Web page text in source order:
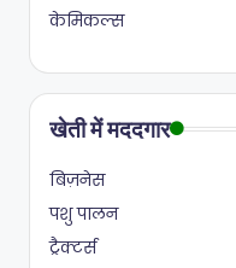
केमिकल्स
खेती में मददगार
बिज़नेस
पशु पालन
ट्रैक्टर्स